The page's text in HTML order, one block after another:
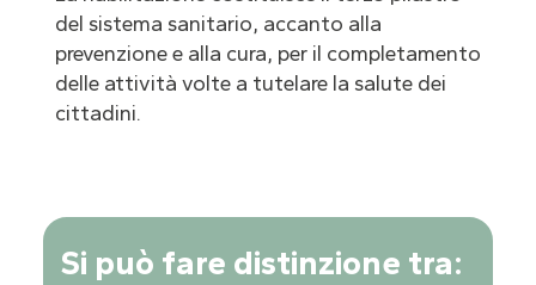
del sistema sanitario, accanto alla
prevenzione e alla cura, per il completamento
delle attività volte a tutelare la salute dei
cittadini.
Si può fare distinzione tra: